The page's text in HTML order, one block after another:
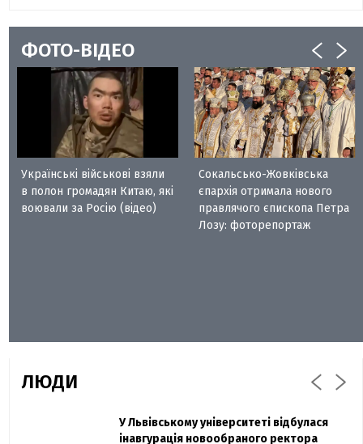
ФОТО-ВІДЕО
Українські військові взяли
в полон громадян Китаю, які
воювали за Росію (відео)
Сокальсько-Жовківська
єпархія отримала нового
правлячого єпископа Петра
Лозу: фоторепортаж
ЛЮДИ
Павло Дак
Захисник "Азовсталі" Діанов вдруге
одружився та показав фото з весілля
У Львівському університеті відбулася
інавгурація новообраного ректора